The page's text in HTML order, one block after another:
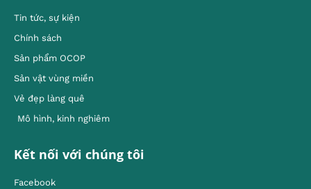
Tin tức, sự kiện
Chính sách
Sản phẩm OCOP
Sản vật vùng miền
Vẻ đẹp làng quê
Mô hình, kinh nghiêm
Kết nối với chúng tôi
Facebook